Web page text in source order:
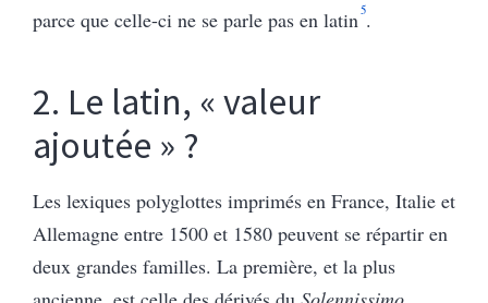
parce que celle-ci ne se parle pas en latin5.
2. Le latin, « valeur
ajoutée » ?
Les lexiques polyglottes imprimés en France, Italie et
Allemagne entre 1500 et 1580 peuvent se répartir en
deux grandes familles. La première, et la plus